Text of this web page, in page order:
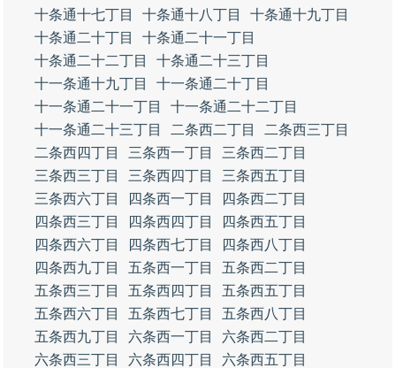
十条通十七丁目
十条通十八丁目
十条通十九丁目
十条通二十丁目
十条通二十一丁目
十条通二十二丁目
十条通二十三丁目
十一条通十九丁目
十一条通二十丁目
十一条通二十一丁目
十一条通二十二丁目
十一条通二十三丁目
二条西二丁目
二条西三丁目
二条西四丁目
三条西一丁目
三条西二丁目
三条西三丁目
三条西四丁目
三条西五丁目
三条西六丁目
四条西一丁目
四条西二丁目
四条西三丁目
四条西四丁目
四条西五丁目
四条西六丁目
四条西七丁目
四条西八丁目
四条西九丁目
五条西一丁目
五条西二丁目
五条西三丁目
五条西四丁目
五条西五丁目
五条西六丁目
五条西七丁目
五条西八丁目
五条西九丁目
六条西一丁目
六条西二丁目
六条西三丁目
六条西四丁目
六条西五丁目